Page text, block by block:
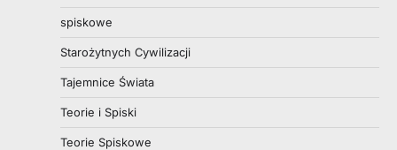
spiskowe
Starożytnych Cywilizacji
Tajemnice Świata
Teorie i Spiski
Teorie Spiskowe